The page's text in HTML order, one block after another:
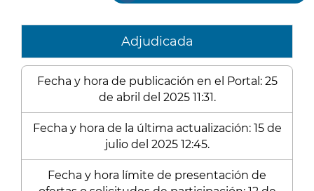
Adjudicada
Fecha y hora de publicación en el Portal: 25
de abril del 2025 11:31.
Fecha y hora de la última actualización: 15 de
julio del 2025 12:45.
Fecha y hora límite de presentación de